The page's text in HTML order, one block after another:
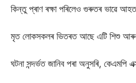
কিন্তু প্ৰাণ ৰক্ষা পৰিলেও গুৰুতৰ ভাৱে আহত
মৃত লোকসকলৰ ভিতৰত আছে এটি শিশু আৰু
ঘটনা সন্দৰ্ভত জানিব পৰা অনুসৰি,